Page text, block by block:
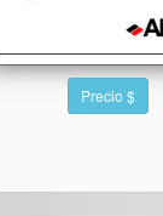
Precio $